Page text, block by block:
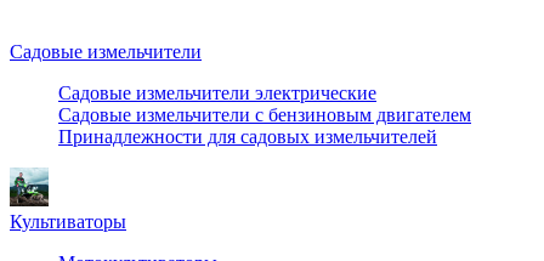
Садовые измельчители
Садовые измельчители электрические
Садовые измельчители с бензиновым двигателем
Принадлежности для садовых измельчителей
Культиваторы